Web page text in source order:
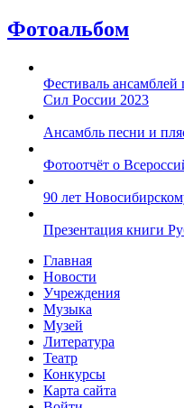
Фотоальбом
Фестиваль
Сил России 2023
Ансамбль песни и
Фотоотчёт о
90 лет
Презентация книги
Главная
Новости
Учреждения
Музыка
Музей
Литература
Театр
Конкурсы
Карта сайта